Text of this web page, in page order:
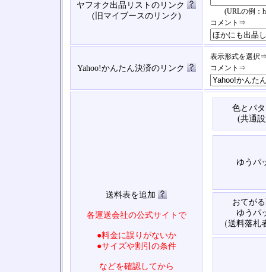
ヤフオク出品リストのリンク
(旧マイブースのリンク)
(URLの例：
コメント⇒
Yahoo!かんたん決済のリンク
表示形式を選択
コメント⇒
送料表を追加
各運送会社の公式サイトで
●料金に誤りがないか
●サイズや割引の条件
などを確認してから
色とパ
(共通
ゆうパ
おてが
ゆうパ
（送料落札